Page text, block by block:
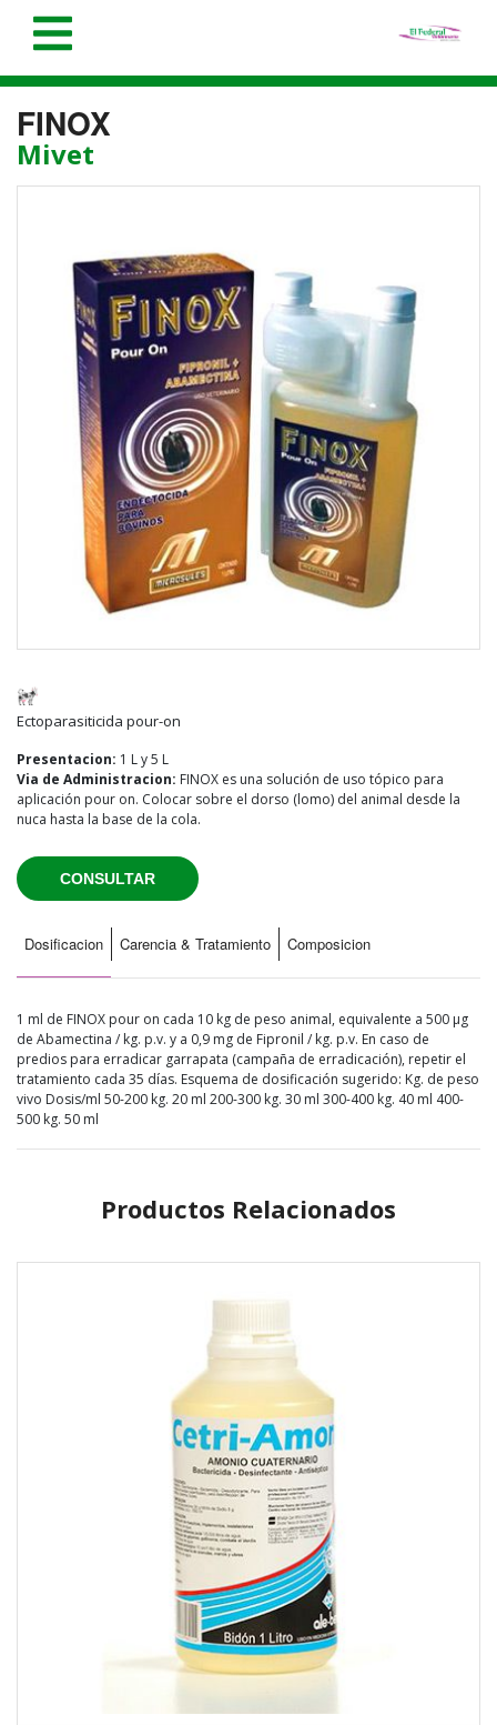
FINOX
Mivet
Ectoparasiticida pour-on
Presentacion: 1 L y 5 L
Via de Administracion: FINOX es una solución de uso tópico para
aplicación pour on. Colocar sobre el dorso (lomo) del animal desde la
nuca hasta la base de la cola.
CONSULTAR
Dosificacion Carencia & Tratamiento Composicion
1 ml de FINOX pour on cada 10 kg de peso animal, equivalente a 500 µg
de Abamectina / kg. p.v. y a 0,9 mg de Fipronil / kg. p.v. En caso de
predios para erradicar garrapata (campaña de erradicación), repetir el
tratamiento cada 35 días. Esquema de dosificación sugerido: Kg. de peso
vivo Dosis/ml 50-200 kg. 20 ml 200-300 kg. 30 ml 300-400 kg. 40 ml 400-
500 kg. 50 ml
Productos Relacionados